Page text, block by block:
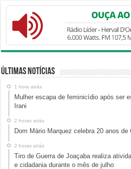
Últimas Notícias
1 hora atrás
Mulher escapa de feminicídio após ser
Irani
2 horas atrás
Dom Mário Marquez celebra 20 anos de
2 horas atrás
Tiro de Guerra de Joaçaba realiza
e cidadania durante o mês de julho